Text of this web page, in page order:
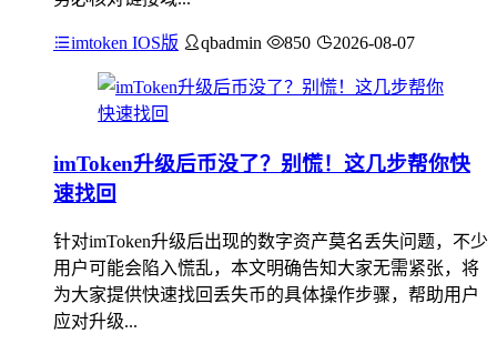
imtoken IOS版 qbadmin 850 2026-08-07
imToken升级后币没了？别慌！这几步帮你快
速找回
针对imToken升级后出现的数字资产莫名丢失问题，不少
用户可能会陷入慌乱，本文明确告知大家无需紧张，将
为大家提供快速找回丢失币的具体操作步骤，帮助用户
应对升级...